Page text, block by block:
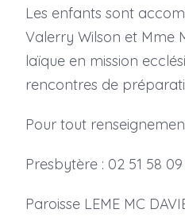
Les enfants sont
Valerry Wilson et Mme
laïque en mission
rencontres de
Pour tout
Presbytère : 02 51 58 09
Paroisse LEME MC